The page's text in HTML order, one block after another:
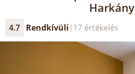
Harkány
4.7 Rendkívüli 17 értékelés